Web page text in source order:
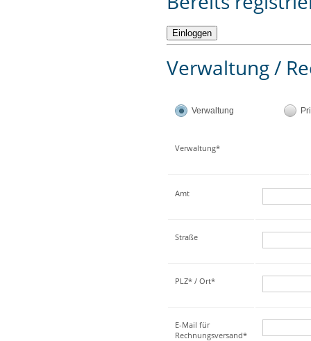
Verwaltung /
Verwaltung
Verwaltung*
Amt
Straße
PLZ* / Ort*
E-Mail für
Rechnungsversand*